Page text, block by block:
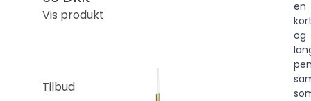
Vis produkt
Tilbud
en
og